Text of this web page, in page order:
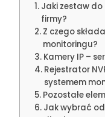
Jaki zestaw
firmy?
Z czego
monitoringu?
Kamery IP –
Rejestrator
systemem
Pozostałe
Jak wybrać